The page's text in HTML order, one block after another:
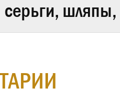
серьги,